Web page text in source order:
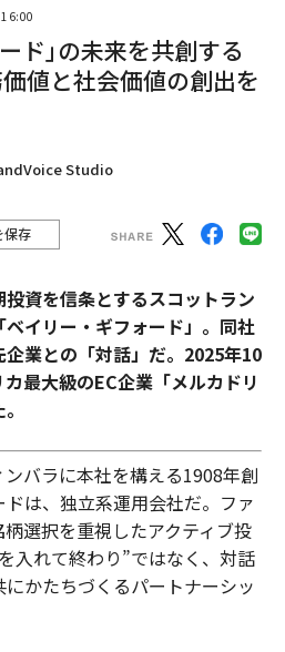
ド｣の未来を共創する
値と社会価値の創出を
Studio
保存
資を信条とするスコットラン
イリー・ギフォード」。同社
業との「対話」だ。2025年10
最大級のEC企業「メルカドリ
バラに本社を構える1908年創
は、独立系運用会社だ。ファ
選択を重視したアクティブ投
入れて終わり”ではなく、対話
かたちづくるパートナーシッ